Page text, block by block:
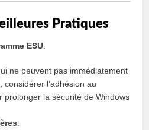
Pratiques
ESU:
ne peuvent pas immédiatement
considérer l’adhésion au
prolonger la sécurité de Windows
: